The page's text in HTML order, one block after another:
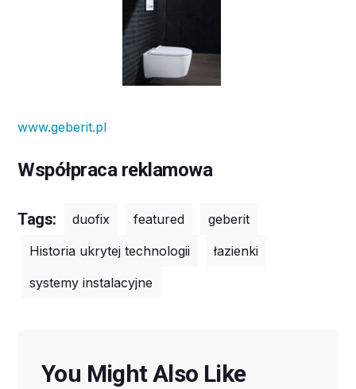
www.geberit.pl
Współpraca reklamowa
Tags: duofix featured
geberit
Historia ukrytej technologii
łazienki
systemy instalacyjne
You Might Also Like